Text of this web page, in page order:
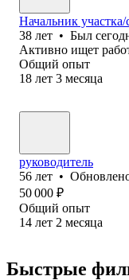
Начальник
38 лет • Был
Активно ищет
Общий опыт
18 лет 3 месяца
руководитель
56 лет •
50 000 ₽
Общий опыт
14 лет 2 месяца
Быстрые